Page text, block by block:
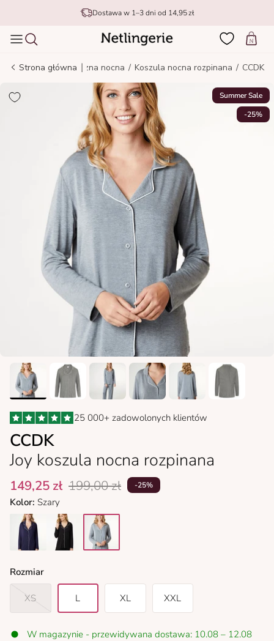
Dostawa w 1–3 dni od 14,95 zł
Wózek
Strona główna |
Bielizna nocna / Koszula nocna rozpinana / CCDK
Summer Sale
-25%
25 000+ zadowolonych klientów
CCDK
Joy koszula nocna rozpinana
149,25 zł 199,00 zł -25%
Kolor: Szary
Rozmiar
XS L XL XXL
W magazynie - przewidywana dostawa: 10.08 – 12.08